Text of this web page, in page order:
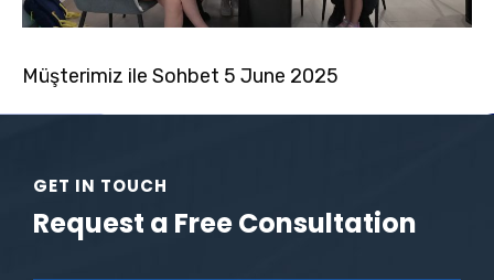
Müşterimiz ile Sohbet 5 June 2025
GET IN TOUCH
Request a Free Consultation